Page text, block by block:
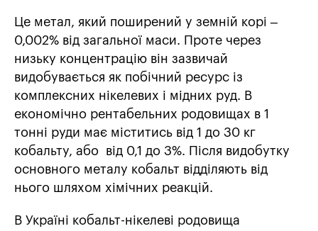
Це метал, який поширений у земній корі –
0,002% від загальної маси. Проте через
низьку концентрацію він зазвичай
видобувається як побічний ресурс із
комплексних нікелевих і мідних руд. В
економічно рентабельних родовищах в 1
тонні руди має міститись від 1 до 30 кг
кобальту, або від 0,1 до 3%. Після видобутку
основного металу кобальт відділяють від
нього шляхом хімічних реакцій.
В Україні кобальт-нікелеві родовища